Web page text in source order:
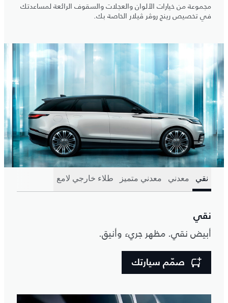
مجموعة من خيارات الألوان والعجلات والسقوف الرائعة لمساعدتك
في تخصيص رينج روڤر ڤيلار الخاصة بك.
نقي معدني معدني متميز طلاء خارجي لامع
نقي
أبيض نقي. مظهر جريء وأنيق.
صمّم سيارتك